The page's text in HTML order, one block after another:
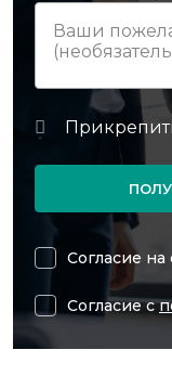
Согласие на
Согласие с